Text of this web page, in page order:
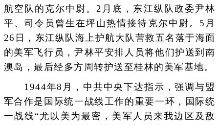
航空队的克尔中尉。2月底，东江纵队政委尹林
平、司令员曾生在坪山热情接待克尔中尉。5月
26日，东江纵队海上护航大队营救五名落于海面
的美军飞行员，尹林平安排人员将他们护送到南
澳岛，最后经多方周转护送至桂林的美军基地。
1944年8月，中共中央下达指示，强调与盟
军合作是国际统一战线工作的重要一环，国际统
一战线“尤以美为最密，美军人员来我边区及敌